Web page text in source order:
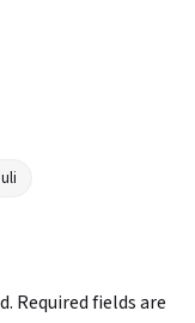
Required fields are